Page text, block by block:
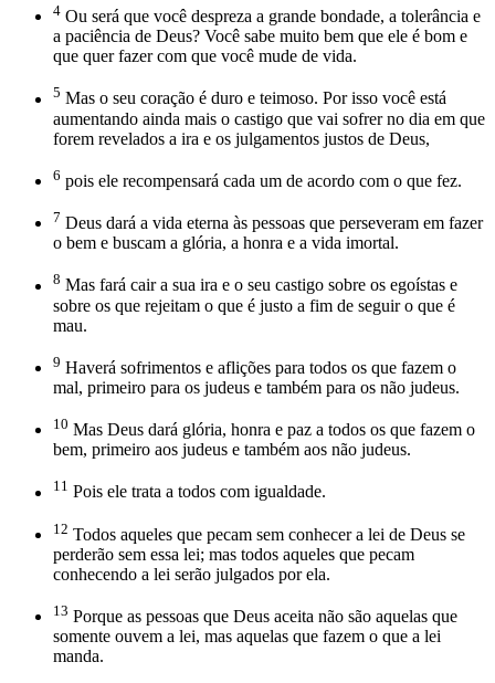
4 Ou será que você despreza a grande bondade, a tolerância e
a paciência de Deus? Você sabe muito bem que ele é bom e
que quer fazer com que você mude de vida.
5 Mas o seu coração é duro e teimoso. Por isso você está
aumentando ainda mais o castigo que vai sofrer no dia em que
forem revelados a ira e os julgamentos justos de Deus,
6 pois ele recompensará cada um de acordo com o que fez.
7 Deus dará a vida eterna às pessoas que perseveram em fazer
o bem e buscam a glória, a honra e a vida imortal.
8 Mas fará cair a sua ira e o seu castigo sobre os egoístas e
sobre os que rejeitam o que é justo a fim de seguir o que é
mau.
9 Haverá sofrimentos e aflições para todos os que fazem o
mal, primeiro para os judeus e também para os não judeus.
10 Mas Deus dará glória, honra e paz a todos os que fazem o
bem, primeiro aos judeus e também aos não judeus.
11 Pois ele trata a todos com igualdade.
12 Todos aqueles que pecam sem conhecer a lei de Deus se
perderão sem essa lei; mas todos aqueles que pecam
conhecendo a lei serão julgados por ela.
13 Porque as pessoas que Deus aceita não são aquelas que
somente ouvem a lei, mas aquelas que fazem o que a lei
manda.